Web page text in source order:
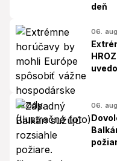
deň
06.
06.